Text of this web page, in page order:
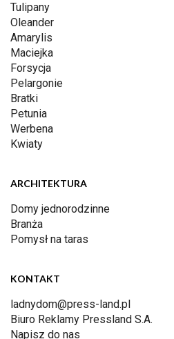
Tulipany
Oleander
Amarylis
Maciejka
Forsycja
Pelargonie
Bratki
Petunia
Werbena
Kwiaty
ARCHITEKTURA
Domy jednorodzinne
Branża
Pomysł na taras
KONTAKT
ladnydom@press-land.pl
Biuro Reklamy Pressland S.A.
Napisz do nas